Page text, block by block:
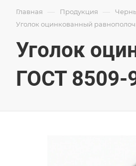
Главная — Продукция —
Уголок оцинкованный
Уголок
ГОСТ 8509-